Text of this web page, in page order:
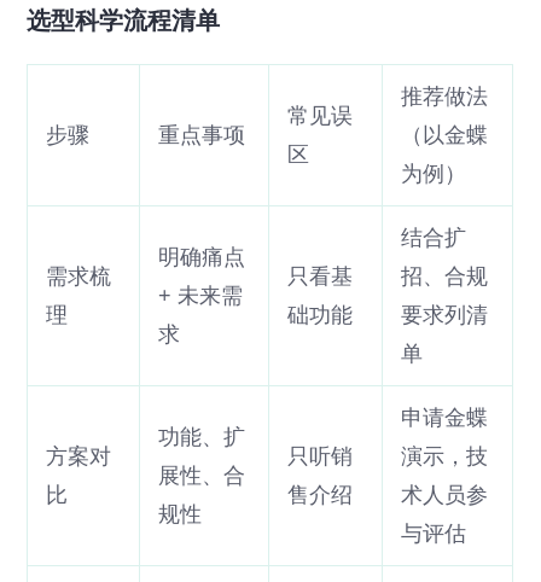
选型科学流程清单
步骤 重点事项
常见误
区
推荐做法
（以金蝶
为例）
需求梳
理
明确痛点
+ 未来需
求
只看基
础功能
结合扩
招、合规
要求列清
单
方案对
比
功能、扩
展性、合
规性
只听销
售介绍
申请金蝶
演示，技
术人员参
与评估